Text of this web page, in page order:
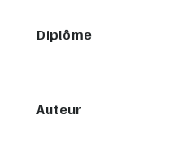
Diplôme
Auteur